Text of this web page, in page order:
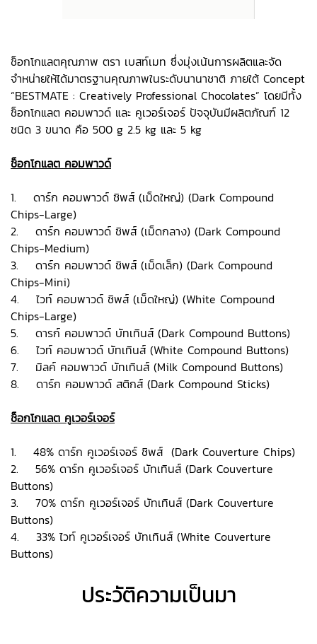
ช็อกโกแลตคุณภาพ ตรา เบสท์เมท ซึ่งมุ่งเน้นการผลิตและจัด
จำหน่ายให้ได้มาตรฐานคุณภาพในระดับนานาชาติ ภายใต้ Concept
“BESTMATE : Creatively Professional Chocolates” โดยมีทั้ง
ช็อกโกแลต คอมพาวด์ และ คูเวอร์เจอร์ ปัจจุบันมีผลิตภัณฑ์ 12
ชนิด 3 ขนาด คือ 500 g 2.5 kg และ 5 kg
ช็อกโกแลต คอมพาวด์
1. ดาร์ก คอมพาวด์ ชิพส์ (เม็ดใหญ่) (Dark Compound
Chips-Large)
2. ดาร์ก คอมพาวด์ ชิพส์ (เม็ดกลาง) (Dark Compound
Chips-Medium)
3. ดาร์ก คอมพาวด์ ชิพส์ (เม็ดเล็ก) (Dark Compound
Chips-Mini)
4. ไวท์ คอมพาวด์ ชิพส์ (เม็ดใหญ่) (White Compound
Chips-Large)
5. ดารก์ คอมพาวด์ บัทเทินส์ (Dark Compound Buttons)
6. ไวท์ คอมพาวด์ บัทเทินส์ (White Compound Buttons)
7. มิลค์ คอมพาวด์ บัทเทินส์ (Milk Compound Buttons)
8. ดาร์ก คอมพาวด์ สติกส์ (Dark Compound Sticks)
ช็อกโกแลต คูเวอร์เจอร์
1. 48% ดาร์ก คูเวอร์เจอร์ ชิพส์ (Dark Couverture Chips)
2. 56% ดาร์ก คูเวอร์เจอร์ บัทเทินส์ (Dark Couverture
Buttons)
3. 70% ดาร์ก คูเวอร์เจอร์ บัทเทินส์ (Dark Couverture
Buttons)
4. 33% ไวท์ คูเวอร์เจอร์ บัทเทินส์ (White Couverture
Buttons)
ประวัติความเป็นมา